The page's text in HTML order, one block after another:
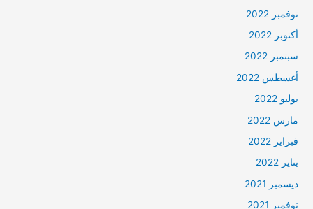
نوفمبر 2022
أكتوبر 2022
سبتمبر 2022
أغسطس 2022
يوليو 2022
مارس 2022
فبراير 2022
يناير 2022
ديسمبر 2021
نوفمبر 2021